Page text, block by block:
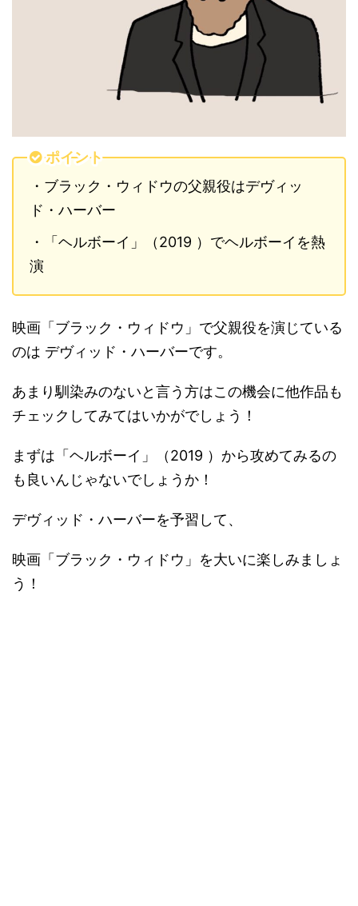
ポイント
・ブラック・ウィドウの父親役はデヴィッ
ド・ハーバー
・「ヘルボーイ」（2019 ）でヘルボーイを熱
演
映画「ブラック・ウィドウ」で父親役を演じている
のは デヴィッド・ハーバーです。
あまり馴染みのないと言う方はこの機会に他作品も
チェックしてみてはいかがでしょう！
まずは「ヘルボーイ」（2019 ）から攻めてみるの
も良いんじゃないでしょうか！
デヴィッド・ハーバーを予習して、
映画「ブラック・ウィドウ」を大いに楽しみましょ
う！